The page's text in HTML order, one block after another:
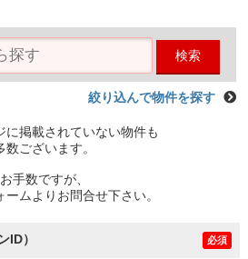
検索
絞り込んで物件を探す
に掲載されていない物件も
数ございます。
お手数ですが、
ームよりお問合せ下さい。
ID） 必須